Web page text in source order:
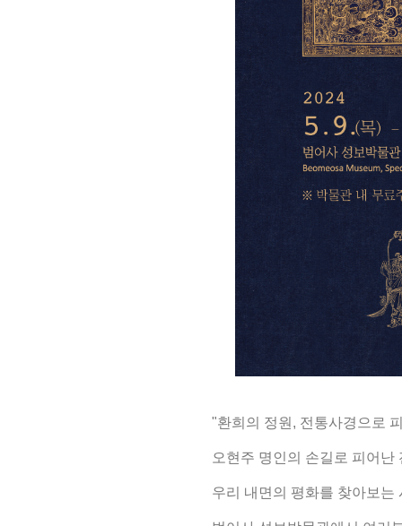
"환희의 정원, 전통사경으로
오현주 명인의 손길로 피어
우리 내면의 평화를 찾아보